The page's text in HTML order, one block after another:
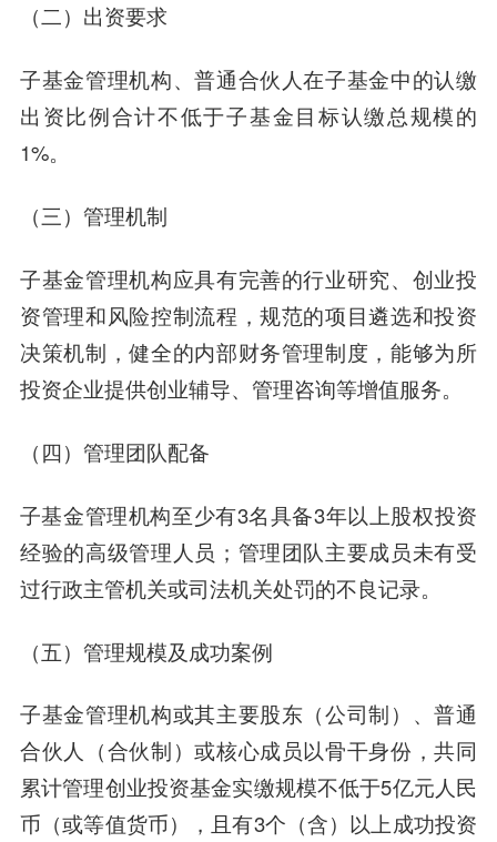
（二） 出资要求
子基金管理机构、普通合伙人在子基金中的认缴
出资比例合计不低于子基金目标认缴总规模的
1%。
（三） 管理机制
子基金管理机构应具有完善的行业研究、创业投
资管理和风险控制流程，规范的项目遴选和投资
决策机制，健全的内部财务管理制度，能够为所
投资企业提供创业辅导、管理咨询等增值服务。
（四） 管理团队配备
子基金管理机构至少有3名具备3年以上股权投资
经验的高级管理人员；管理团队主要成员未有受
过行政主管机关或司法机关处罚的不良记录。
（五）管理规模及成功案例
子基金管理机构或其主要股东（公司制）、普通
合伙人（合伙制）或核心成员以骨干身份，共同
累计管理创业投资基金实缴规模不低于5亿元人民
币（或等值货币），且有3个（含）以上成功投资